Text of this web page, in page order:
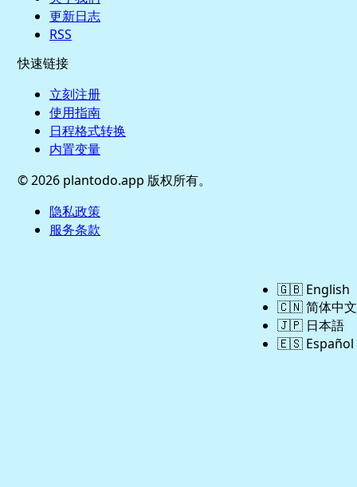
🇬🇧 English
🇨🇳简体中文
🇯🇵 日本語
🇪🇸 Español
更新日志
RSS
快速链接
立刻注册
使用指南
日程格式转换
内置变量
© 2026 plantodo.app 版权所有。
隐私政策
服务条款